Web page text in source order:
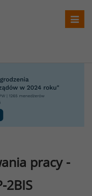
pracy -
2BIS